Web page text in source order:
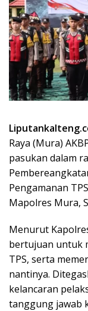
Raya (Mura)
pasukan dalam
Pengamanan
Mapolres Mura,
Menurut
bertujuan untuk
TPS, serta
nantinya.
kelancaran
tanggung jawab